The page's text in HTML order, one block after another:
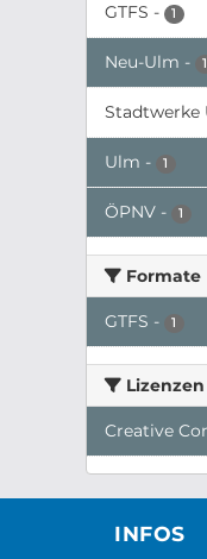
GTFS - 1
Neu-Ulm - 1
Stadtwerke
Ulm - 1
ÖPNV - 1
Formate
GTFS - 1
Lizenzen
Creative
INFOS